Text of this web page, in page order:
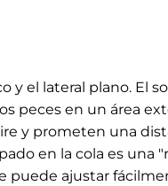
y el lateral plano. El
peces en un área
y prometen una
en la cola es una
puede ajustar